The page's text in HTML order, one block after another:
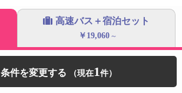
高速バス＋宿泊セット
￥19,060 ～
条件を変更する 1